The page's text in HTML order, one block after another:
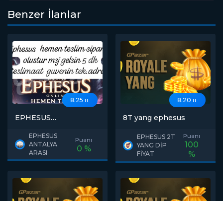
Benzer İlanlar
8.25 TL
EPHESUS
hemen teslimat
EPHESUS
ANTALYA
ARASI
Puanı
0 %
8.20 TL
8T yang ephesus
EPHESUS 2T
YANG DİP
FİYAT
Puanı
100
%